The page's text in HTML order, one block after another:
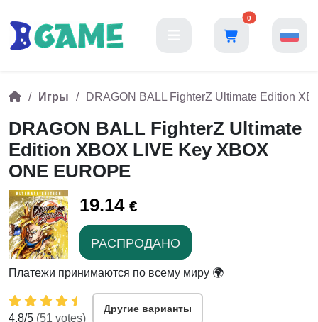
0
Игры DRAGON BALL FighterZ Ultimate Edition
DRAGON BALL FighterZ Ultimate
Edition XBOX LIVE Key XBOX
ONE EUROPE
19.14 €
РАСПРОДАНО
Платежи принимаются по всему миру 🌍
4.8/5 (51 votes)
Другие варианты